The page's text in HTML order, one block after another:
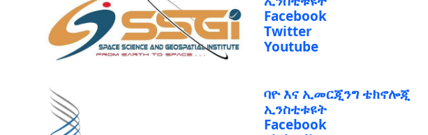
Facebook
Twitter
Youtube
ባዮ እና ኢመርጂንግ ቴክኖሎጂ
ኢንስቲቱዩት
Facebook